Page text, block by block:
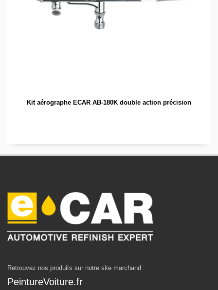
Kit aérographe ECAR AB-180K double action précision
Retrouvez nos produits sur notre site marchand :
PeintureVoiture.fr